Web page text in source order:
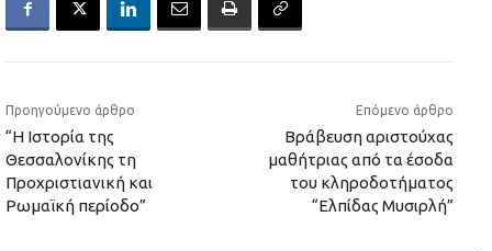
Προηγούμενο άρθρο
“Η Ιστορία της
Θεσσαλονίκης τη
Προχριστιανική και
Ρωμαϊκή περίοδο”
Επόμενο άρθρο
Βράβευση αριστούχας
μαθήτριας από τα έσοδα
του κληροδοτήματος
“Ελπίδας Μυσιρλή”